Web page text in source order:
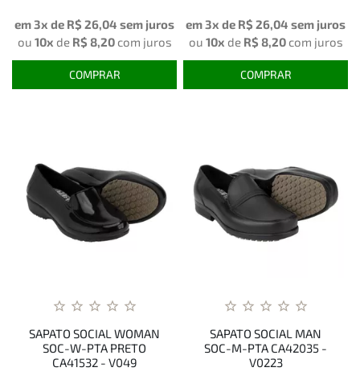
em 3x de R$ 26,04 sem juros
ou 10x de R$ 8,20 com juros
COMPRAR
em 3x de R$ 26,04 sem juros
ou 10x de R$ 8,20 com juros
COMPRAR
SAPATO SOCIAL WOMAN
SOC-W-PTA PRETO
CA41532 - V049
SAPATO SOCIAL MAN
SOC-M-PTA CA42035 -
V0223